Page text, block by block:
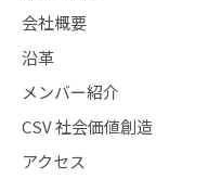
会社概要
沿革
メンバー紹介
CSV 社会価値創造
アクセス